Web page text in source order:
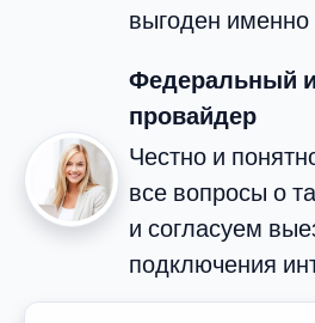
выгоден
Федеральный
провайдер
Честно и
все вопросы о
и согласуем
подключения